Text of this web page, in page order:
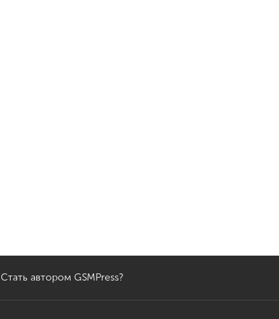
Стать автором GSMPress?